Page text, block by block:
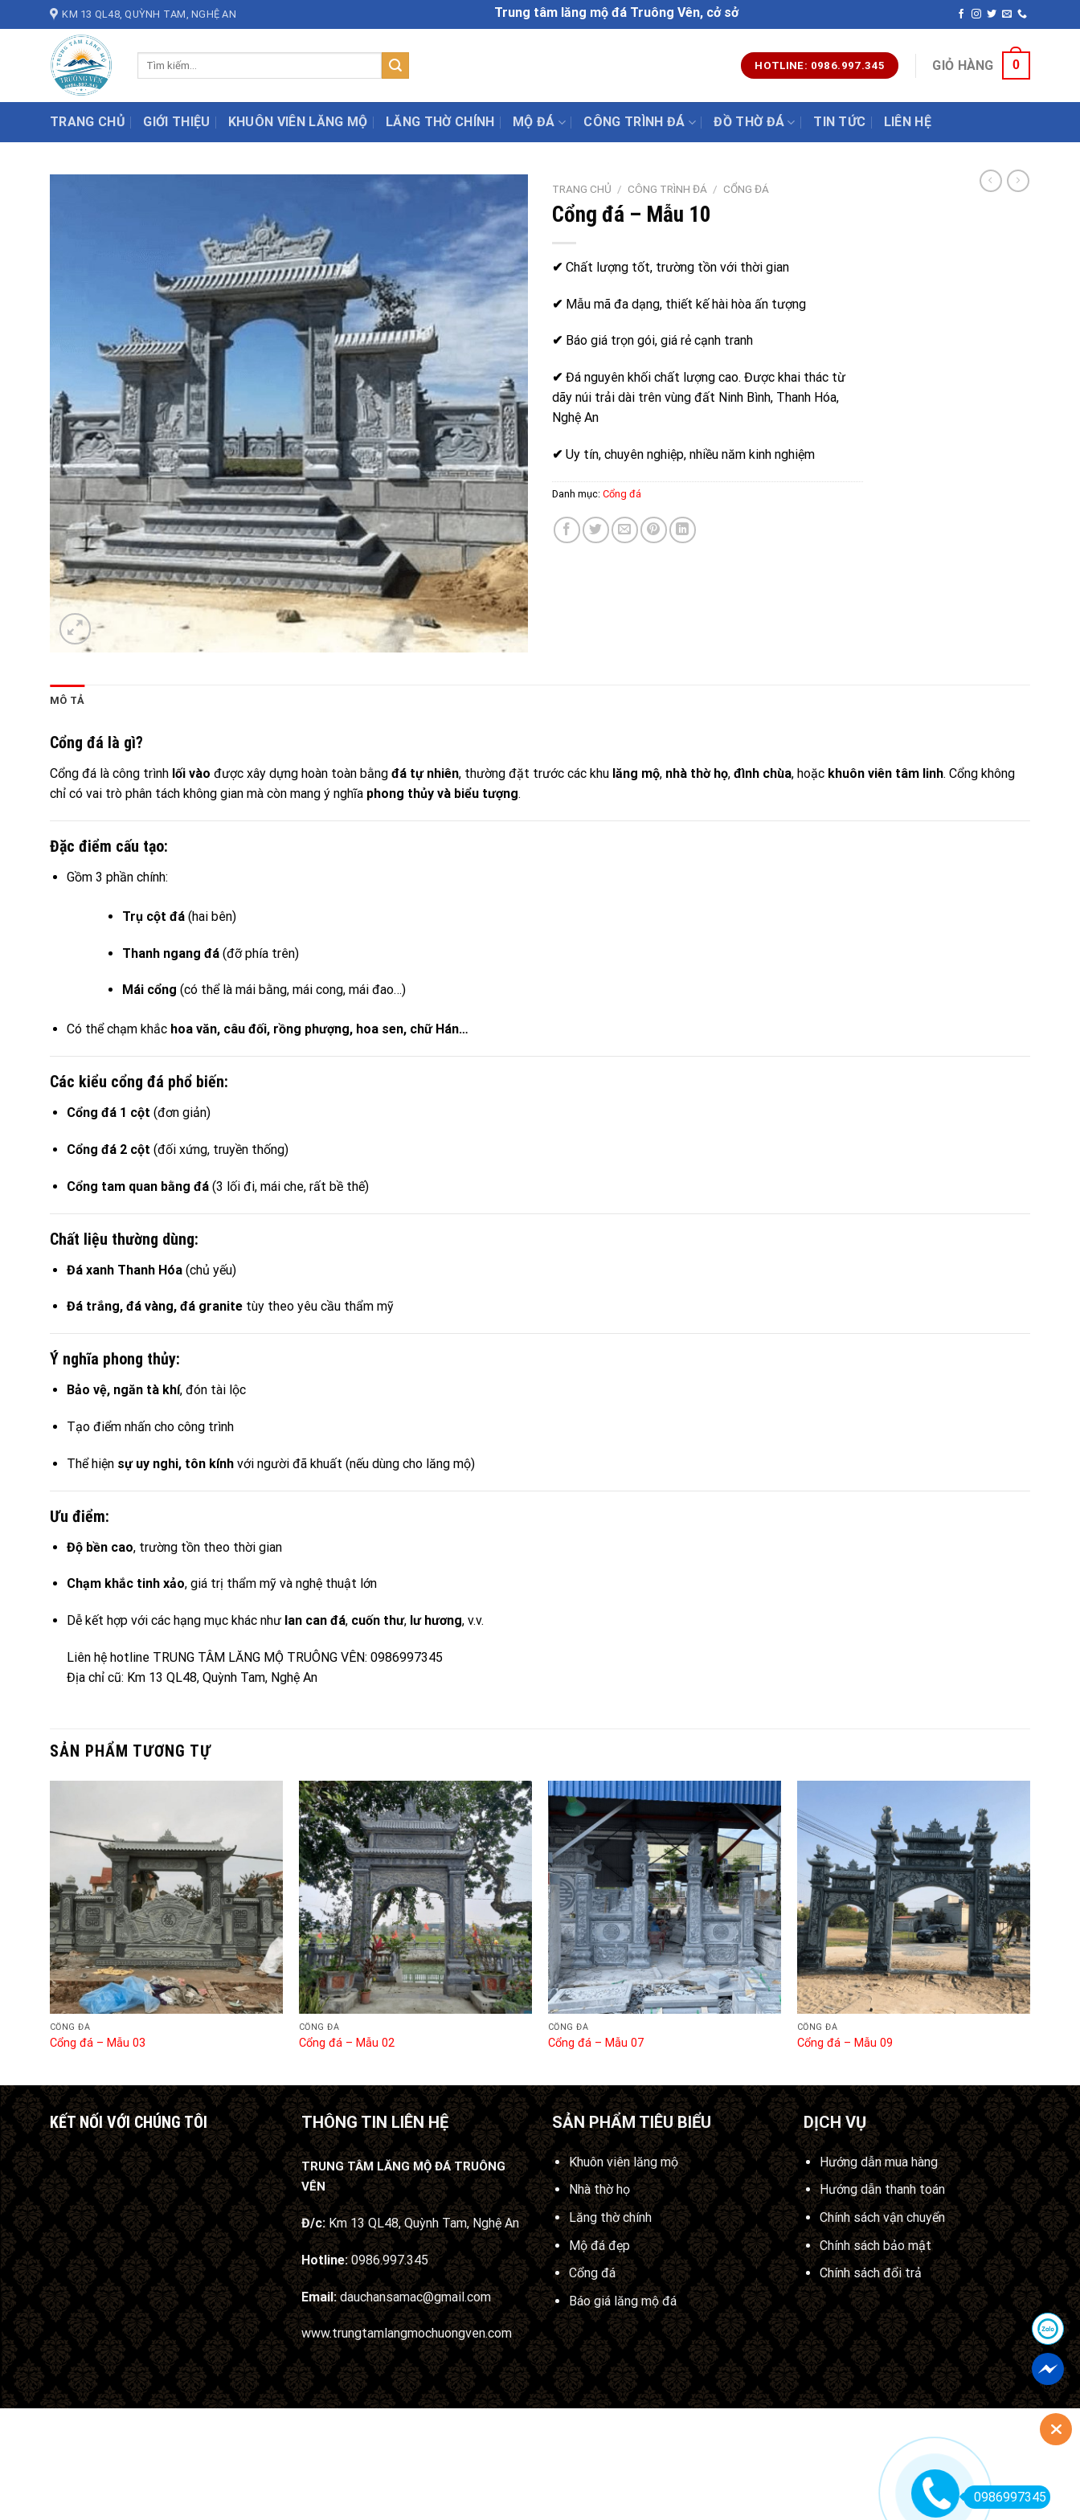
to
KM 13 QL48, QUỲNH TAM, NGHỆ AN Trung tâm lăng mộ đá Truông Vên, cở sở chế tác đá mỹ nghệ uy tín chất lượng nhất hiện nay. Hotline:
Tìm
HOTLINE: 0986.997.345 GIỎ HÀNG 0
TRANG CHỦ GIỚI THIỆU KHUÔN VIÊN LĂNG MỘ LĂNG THỜ CHÍNH MỘ ĐÁ CÔNG TRÌNH ĐÁ ĐỒ THỜ ĐÁ TIN TỨC LIÊN HỆ
TRANG CHỦ / CÔNG TRÌNH ĐÁ / CỔNG ĐÁ
Cổng đá – Mẫu 10
✔ Chất lượng tốt, trường tồn với thời gian
✔ Mẫu mã đa dạng, thiết kế hài hòa ấn tượng
✔ Báo giá trọn gói, giá rẻ cạnh tranh
✔ Đá nguyên khối chất lượng cao. Được khai thác từ
dãy núi trải dài trên vùng đất Ninh Bình, Thanh Hóa,
Nghệ An
✔ Uy tín, chuyên nghiệp, nhiều năm kinh nghiệm
Danh mục: Cổng đá
MÔ TẢ
Cổng đá là gì?
Cổng đá là công trình lối vào được xây dựng hoàn toàn bằng đá tự nhiên, thường đặt trước các khu lăng mộ, nhà thờ họ, đình chùa, hoặc khuôn viên tâm linh. Cổng không
chỉ có vai trò phân tách không gian mà còn mang ý nghĩa phong thủy và biểu tượng.
Đặc điểm cấu tạo:
Gồm 3 phần chính:
Trụ cột đá(hai bên)
Thanh ngang đá(đỡ phía trên)
Mái cổng (có thể là mái bằng, mái cong, mái đao…)
Có thể chạm khắc hoa văn, câu đối, rồng phượng, hoa sen, chữ Hán…
Các kiểu cổng đá phổ biến:
Cổng đá 1 cột (đơn giản)
Cổng đá 2 cột (đối xứng, truyền thống)
Cổng tam quan bằng đá(3 lối đi, mái che, rất bề thế)
Chất liệu thường dùng:
Đá xanh Thanh Hóa(chủ yếu)
Đá trắng, đá vàng, đá granitetùy theo yêu cầu thẩm mỹ
Ý nghĩa phong thủy:
Bảo vệ, ngăn tà khí, đón tài lộc
Tạo điểm nhấn cho công trình
Thể hiện sự uy nghi, tôn kínhvới người đã khuất (nếu dùng cho lăng mộ)
Ưu điểm:
Độ bền cao, trường tồn theo thời gian
Chạm khắc tinh xảo, giá trị thẩm mỹ và nghệ thuật lớn
Dễ kết hợp với các hạng mục khác như lan can đá, cuốn thư, lư hương, v.v.
Liên hệ hotline TRUNG TÂM LĂNG MỘ TRUÔNG VÊN: 0986997345
Địa chỉ cũ: Km 13 QL48, Quỳnh Tam, Nghệ An
SẢN PHẨM TƯƠNG TỰ
CỔNG ĐÁ
Cổng đá – Mẫu 03
CỔNG ĐÁ
Cổng đá – Mẫu 02
CỔNG ĐÁ
Cổng đá – Mẫu 07
CỔNG ĐÁ
Cổng đá – Mẫu 09
KẾT NỐI VỚI CHÚNG TÔI THÔNG TIN LIÊN HỆ
TRUNG TÂM LĂNG MỘ ĐÁ TRUÔNG
VÊN
Đ/c:Km 13 QL48, Quỳnh Tam, Nghệ An
Hotline: 0986.997.345
Email: dauchansamac@gmail.com
www.trungtamlangmochuongven.com
SẢN PHẨM TIÊU BIỂU
Khuôn viên lăng mộ
Nhà thờ họ
Lăng thờ chính
Mộ đá đẹp
Cổng đá
Báo giá lăng mộ đá
DỊCH VỤ
Hướng dẫn mua hàng
Hướng dẫn thanh toán
Chính sách vận chuyển
Chính sách bảo mật
Chính sách đổi trả
0986997345